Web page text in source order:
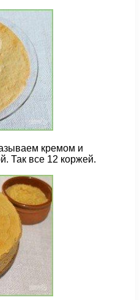
кремом и
Так все 12 коржей.